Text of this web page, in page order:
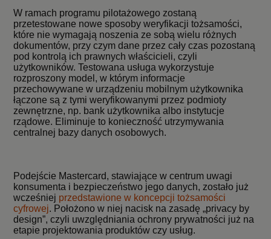
W ramach programu pilotażowego zostaną
przetestowane nowe sposoby weryfikacji tożsamości,
które nie wymagają noszenia ze sobą wielu różnych
dokumentów, przy czym dane przez cały czas pozostaną
pod kontrolą ich prawnych właścicieli, czyli
użytkowników. Testowana usługa wykorzystuje
rozproszony model, w którym informacje
przechowywane w urządzeniu mobilnym użytkownika
łączone są z tymi weryfikowanymi przez podmioty
zewnętrzne, np. bank użytkownika albo instytucje
rządowe. Eliminuje to konieczność utrzymywania
centralnej bazy danych osobowych.
Podejście Mastercard, stawiające w centrum uwagi
konsumenta i bezpieczeństwo jego danych, zostało już
wcześniej przedstawione w koncepcji tożsamości
cyfrowej. Położono w niej nacisk na zasadę „privacy by
design”, czyli uwzględniania ochrony prywatności już na
etapie projektowania produktów czy usług.